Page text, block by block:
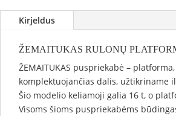
Kirjeldus
ŽEMAITUKAS RULONŲ
ŽEMAITUKAS puspriekabė –
komplektuojančias dalis, užtikriname
Šio modelio keliamoji galia 16 t, o
Visoms šioms puspriekabėms